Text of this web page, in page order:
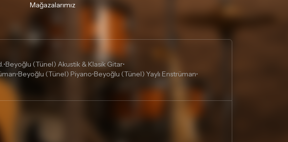
Mağazalarımız
•Beyoğlu (Tünel) Akustik & Klasik Gitar•
•Beyoğlu (Tünel) Piyano•Beyoğlu (Tünel) Yaylı Enstrüman•